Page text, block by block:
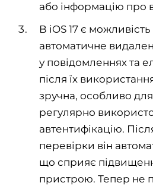
або інформацію про
В iOS 17 є
автоматичне
у повідомленнях та
після їх
зручна, особливо для
регулярно
автентифікацію.
перевірки він
що сприяє
пристрою. Тепер не